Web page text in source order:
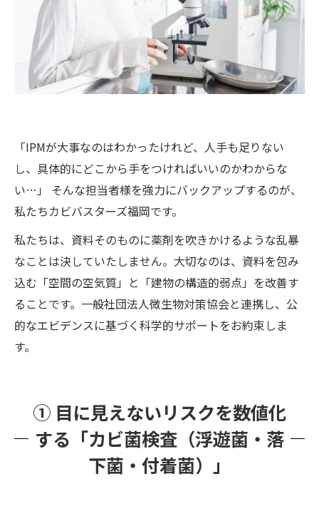
「IPMが大事なのはわかったけれど、人手も足りない
し、具体的にどこから手をつければいいのかわからな
い…」 そんな担当者様を強力にバックアップするのが、
私たちカビバスターズ福岡です。
私たちは、資料そのものに薬剤を吹きかけるような乱暴
なことは決していたしません。大切なのは、資料を包み
込む「空間の空気質」と「建物の構造的弱点」を改善す
ることです。一般社団法人微生物対策協会と連携し、公
的なエビデンスに基づく科学的サポートをお約束しま
す。
① 目に見えないリスクを数値化
する「カビ菌検査（浮遊菌・落
下菌・付着菌）」